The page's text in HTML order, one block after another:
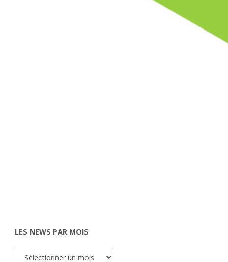
LES NEWS PAR MOIS